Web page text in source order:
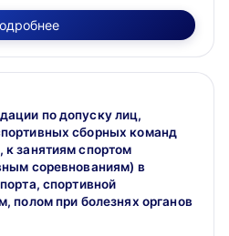
по допуску лиц,
сборных команд
занятиям спортом
соревнованиям) в
спортивной
полом при болезнях органов